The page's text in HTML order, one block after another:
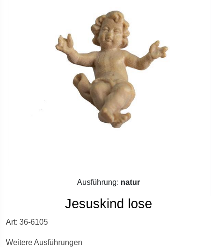
Ausführung: natur
Jesuskind lose
Art: 36-6105
Weitere Ausführungen